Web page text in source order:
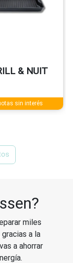
& NUIT
sin interés
miles
a la
a ahorrar